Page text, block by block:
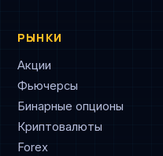
РЫНКИ
Акции
Фьючерсы
Бинарные опционы
Криптовалюты
Forex